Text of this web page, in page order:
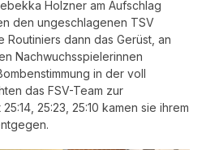
Holzner am Aufschlag
den ungeschlagenen TSV
dann das Gerüst, an
Nachwuchsspielerinnen
in der voll
das FSV-Team zur
25:23, 25:10 kamen sie ihrem